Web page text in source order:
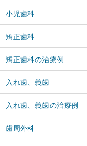
小児歯科
矯正歯科
矯正歯科の治療例
入れ歯、義歯
入れ歯、義歯の治療例
歯周外科